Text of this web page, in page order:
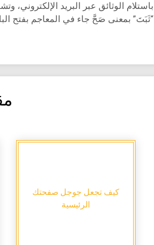
باستلام الوثائق عبر البريد الإلكتروني،
“ثَبَتَ” بمعنى صَحَّ جاء في المعاجم بفتح
كيف تجعل جوجل صفحتك
الرئيسية